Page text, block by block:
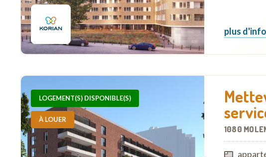
plus
LOGEMENT(S) DISPONIBLE(S)
À LOUER
1080